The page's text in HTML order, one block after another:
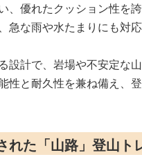
、優れたクッション性を
急な雨や水たまりにも対
設計で、岩場や不安定な
性と耐久性を兼ね備え、
れた「山路」登山ト